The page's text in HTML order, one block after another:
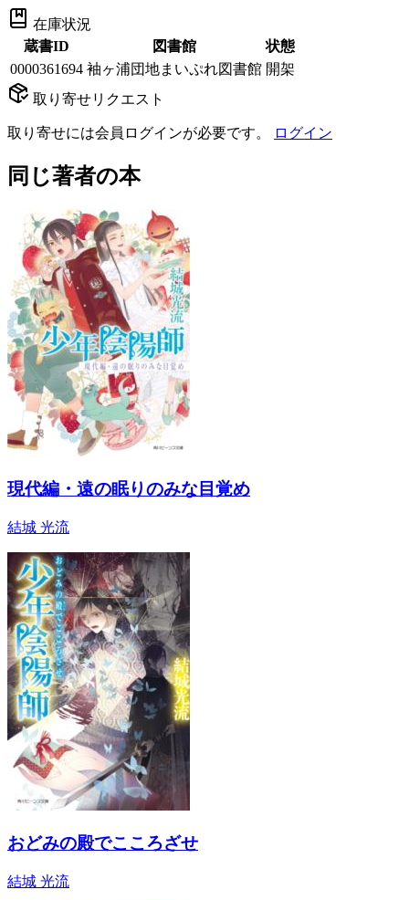
在庫状況
蔵書ID
図書館
状態
0000361694 袖ヶ浦団地まいぷれ図書館 開架
取り寄せリクエスト
取り寄せには会員ログインが必要です。 ログイン
同じ著者の本
現代編・遠の眠りのみな目覚め
結城 光流
おどみの殿でこころざせ
結城 光流